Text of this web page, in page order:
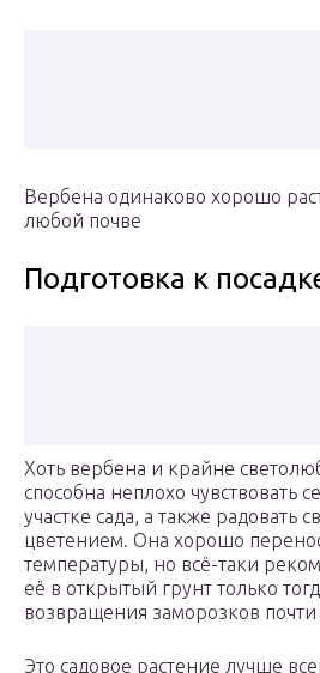
Вербена одинаково хорошо
любой почве
Подготовка к
Хоть вербена и крайне
способна неплохо чувствовать
участке сада, а также радовать
цветением. Она хорошо
температуры, но всё-таки
её в открытый грунт только
возвращения заморозков
Это садовое растение лучше